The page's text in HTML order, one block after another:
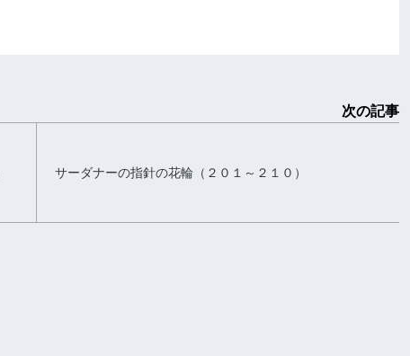
次の記事
サーダナーの指針の花輪（２０１～２１０）